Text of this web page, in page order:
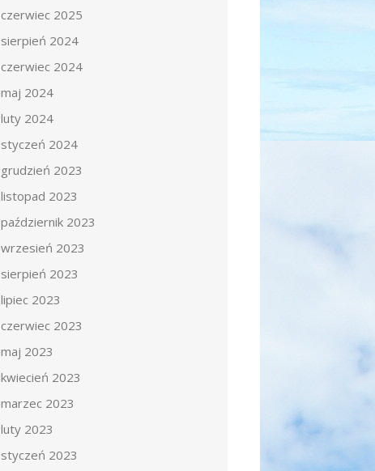
czerwiec 2025
sierpień 2024
czerwiec 2024
maj 2024
luty 2024
styczeń 2024
grudzień 2023
listopad 2023
październik 2023
wrzesień 2023
sierpień 2023
lipiec 2023
czerwiec 2023
maj 2023
kwiecień 2023
marzec 2023
luty 2023
styczeń 2023